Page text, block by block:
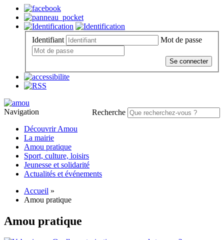
Identifiant Mot de passe
Se connecter
Recherche
Navigation
Découvrir Amou
La mairie
Amou pratique
Sport, culture, loisirs
Jeunesse et solidarité
Actualités et événements
Accueil »
Amou pratique
Amou pratique